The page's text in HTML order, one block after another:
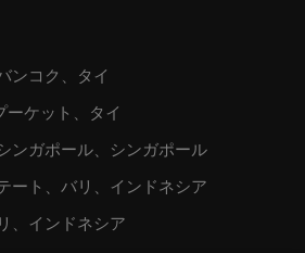
ンコク、タイ
ーケット、タイ
ンガポール、シンガポール
ート、バリ、インドネシア
、インドネシア